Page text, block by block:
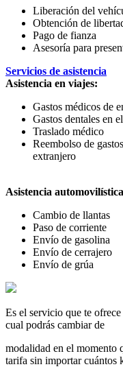
Liberación del
Obtención de
Pago de fianza
Asesoría para
Servicios de asistencia
Asistencia en viajes:
Gastos médicos de
Gastos dentales en
Traslado médico
Reembolso de
extranjero
Asistencia
Cambio de llantas
Paso de corriente
Envío de gasolina
Envío de cerrajero
Envío de grúa
Es el servicio que te
cual podrás cambiar de
modalidad en el momento
tarifa sin importar cuántos